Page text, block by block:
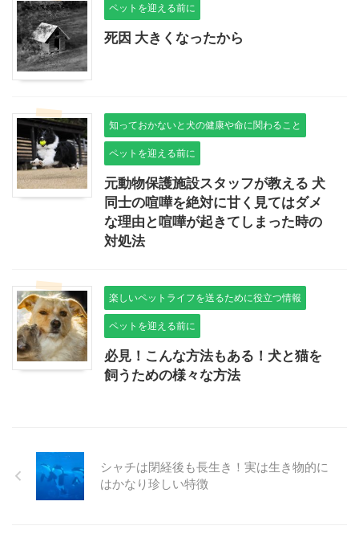
ペットを迎える前に
死因 大きくなったから
知っておかないと犬の健康や命に関わること
ペットを迎える前に
元動物保護施設スタッフが教える 犬
同士の喧嘩を絶対に甘く見てはダメ
な理由と喧嘩が起きてしまった時の
対処法
楽しいペットライフを送るために役立つ情報
ペットを迎える前に
必見！こんな方法もある！犬と猫を
飼うための様々な方法
シャチは閉経後も長生き！実は生き物的に
はかなり珍しい特徴